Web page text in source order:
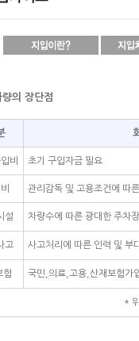
량의 장단점
비 초기 구입자금 필요
관리감독 및 고용조건에 따
설 차량수에 따른 광대한 주차
고 사고처리에 따른 인력 및 부
험 국민,의료,고용,산재보험가
*